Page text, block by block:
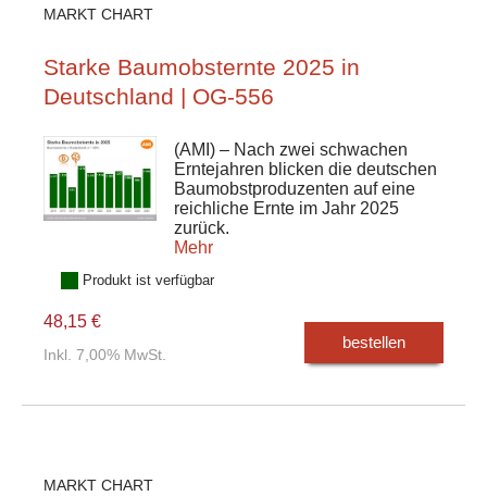
MARKT CHART
Starke Baumobsternte 2025 in
Deutschland | OG-556
(AMI) – Nach zwei schwachen
Erntejahren blicken die deutschen
Baumobstproduzenten auf eine
reichliche Ernte im Jahr 2025
zurück.
Mehr
Produkt ist verfügbar
48,15 €
Inkl. 7,00% MwSt.
bestellen
MARKT CHART